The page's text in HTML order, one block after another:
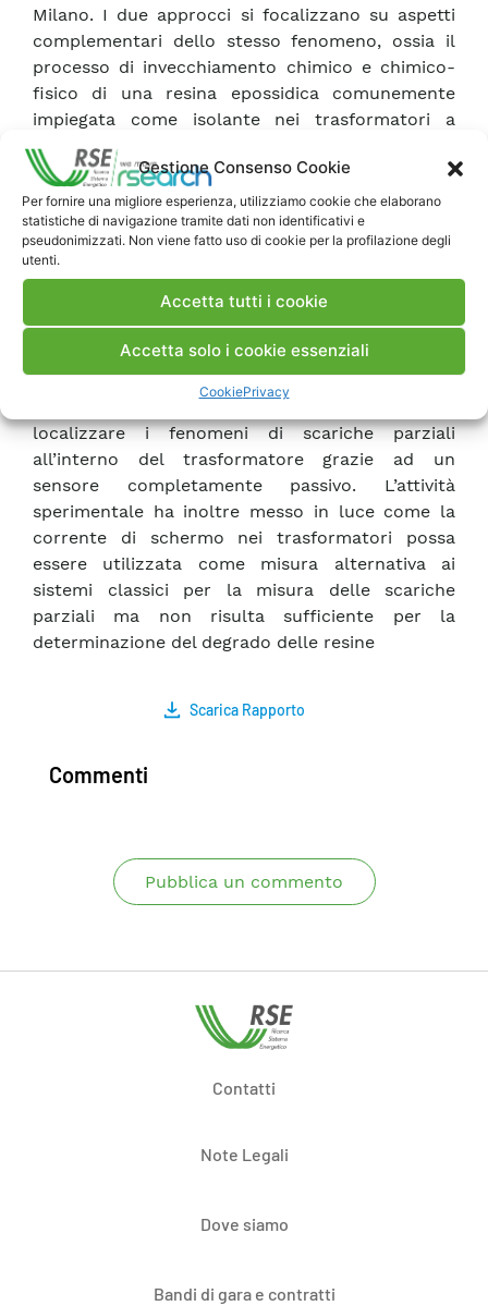
Gestione Consenso Cookie
Per fornire una migliore esperienza, utilizziamo cookie che elaborano
statistiche di navigazione tramite dati non identificativi e
pseudonimizzati. Non viene fatto uso di cookie per la profilazione degli
utenti.
Accetta tutti i cookie
Accetta solo i cookie essenziali
CookiePrivacy
Milano. I due approcci si focalizzano su aspetti
complementari dello stesso fenomeno, ossia il
processo di invecchiamento chimico e chimico-
fisico di una resina epossidica comunemente
impiegata come isolante nei trasformatori a
secco. Infine, in un paragrafo conclusivo vengono
sintetizzati e discussi i risultati principali emersi
dall’analisi.
Nell’ultimo capitolo viene infine riportata
un’analisi dettagliata dei dati derivanti da una
campagna sperimentale di invecchiamento di un
trasformatore monofase di potenza isolato in
localizzare i fenomeni di scariche parziali
all’interno del trasformatore grazie ad un
sensore completamente passivo. L’attività
sperimentale ha inoltre messo in luce come la
corrente di schermo nei trasformatori possa
essere utilizzata come misura alternativa ai
sistemi classici per la misura delle scariche
parziali ma non risulta sufficiente per la
determinazione del degrado delle resine
Scarica Rapporto
Commenti
Pubblica un commento
Contatti
Note Legali
Dove siamo
Bandi di gara e contratti